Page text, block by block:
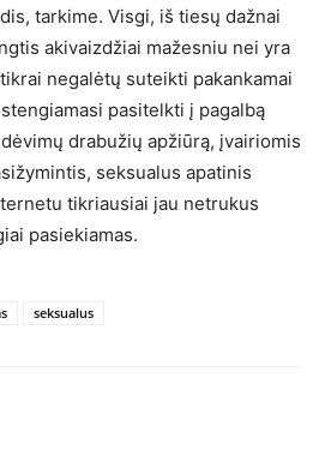
tarkime. Visgi, iš tiesų dažnai
akivaizdžiai mažesniu nei yra
negalėtų suteikti pakankamai
pasitelkti į pagalbą
drabužių apžiūrą, įvairiomis
seksualus apatinis
tikriausiai jau netrukus
pasiekiamas.
seksualus